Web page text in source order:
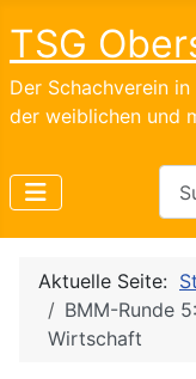
TSG
Der Schachverein
der weiblichen und
Aktuelle Seite:
BMM-Runde
Wirtschaft